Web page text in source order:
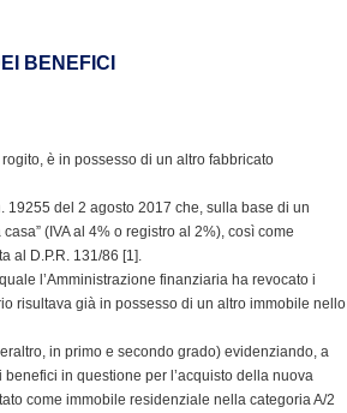
BENEFICI
è in possesso di un altro fabbricato
del 2 agosto 2017 che, sulla base di un
(IVA al 4% o registro al 2%), così come
al D.P.R. 131/86 [1].
l’Amministrazione finanziaria ha revocato i
risultava già in possesso di un altro immobile nello
in primo e secondo grado) evidenziando, a
in questione per l’acquisto della nuova
come immobile residenziale nella categoria A/2